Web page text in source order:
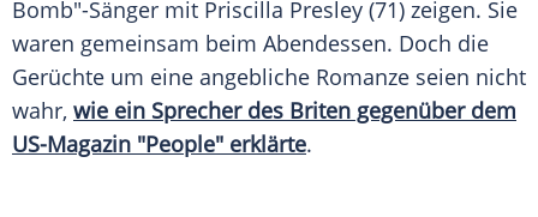
Bomb"-Sänger mit Priscilla Presley (71) zeigen. Sie
waren gemeinsam beim Abendessen. Doch die
Gerüchte um eine angebliche Romanze seien nicht
wahr, wie ein Sprecher des Briten gegenüber dem
US-Magazin "People" erklärte.